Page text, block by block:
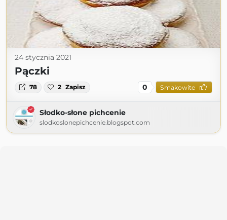
24 stycznia 2021
Pączki
78 2 Zapisz 0 Smakowite
Słodko-słone pichcenie
slodkoslonepichcenie.blogspot.com